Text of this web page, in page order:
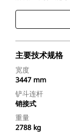
主要技术规格
宽度
3447 mm
铲斗连杆
销接式
重量
2788 kg